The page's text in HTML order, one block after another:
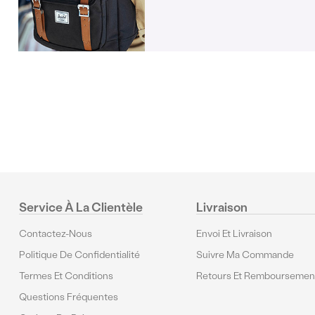
Service À La Clientèle
Contactez-Nous
Politique De Confidentialité
Termes Et Conditions
Questions Fréquentes
Livraison
Envoi Et Livraison
Suivre Ma Commande
Retours Et